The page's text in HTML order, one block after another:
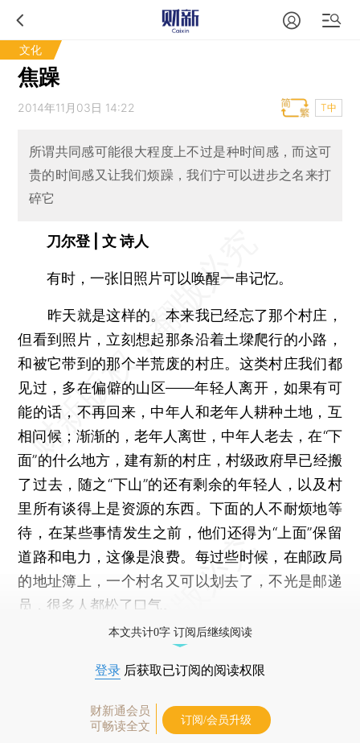
文化
焦躁
2014年11月03日 14:22 T中
所谓共同感可能很大程度上不过是种时间感，而这可
贵的时间感又让我们烦躁，我们宁可以进步之名来打
碎它
刀尔登 | 文 诗人
有时，一张旧照片可以唤醒一串记忆。
昨天就是这样的。本来我已经忘了那个村庄，
但看到照片，立刻想起那条沿着土墚爬行的小路，
和被它带到的那个半荒废的村庄。这类村庄我们都
见过，多在偏僻的山区——年轻人离开，如果有可
能的话，不再回来，中年人和老年人耕种土地，互
相问候；渐渐的，老年人离世，中年人老去，在“下
面”的什么地方，建有新的村庄，村级政府早已经搬
了过去，随之“下山”的还有剩余的年轻人，以及村
里所有谈得上是资源的东西。下面的人不耐烦地等
待，在某些事情发生之前，他们还得为“上面”保留
道路和电力，这像是浪费。每过些时候，在邮政局
的地址簿上，一个村名又可以划去了，不光是邮递
员，很多人都松了口气。
本文共计0字 订阅后继续阅读
登录 后获取已订阅的阅读权限
财新通会员
可畅读全文
订阅/会员升级